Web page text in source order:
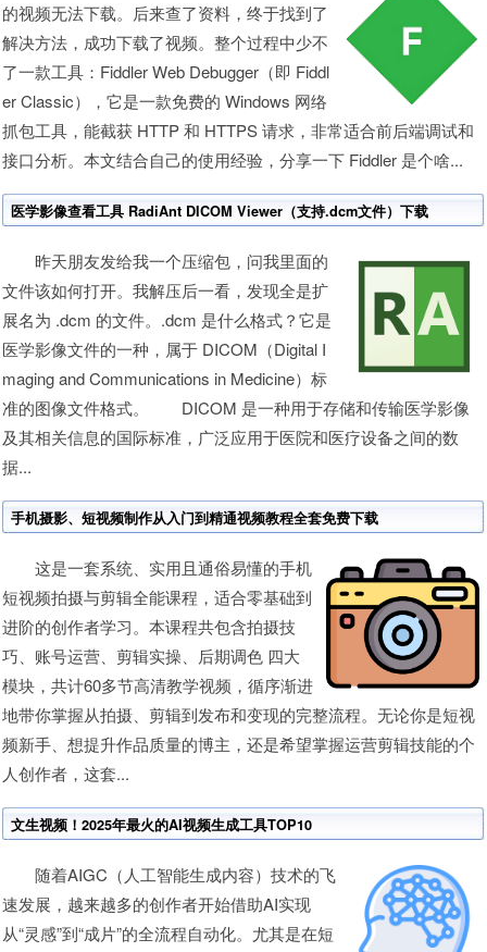
的视频无法下载。后来查了资料，终于找到了
解决方法，成功下载了视频。整个过程中少不
了一款工具：Fiddler Web Debugger（即 Fiddl
er Classic），它是一款免费的 Windows 网络
抓包工具，能截获 HTTP 和 HTTPS 请求，非常适合前后端调试和
接口分析。本文结合自己的使用经验，分享一下 Fiddler 是个啥...
医学影像查看工具 RadiAnt DICOM Viewer（支持.dcm文件）下载
昨天朋友发给我一个压缩包，问我里面的
文件该如何打开。我解压后一看，发现全是扩
展名为 .dcm 的文件。.dcm 是什么格式？它是
医学影像文件的一种，属于 DICOM（Digital I
maging and Communications in Medicine）标
准的图像文件格式。 DICOM 是一种用于存储和传输医学影像
及其相关信息的国际标准，广泛应用于医院和医疗设备之间的数
据...
手机摄影、短视频制作从入门到精通视频教程全套免费下载
这是一套系统、实用且通俗易懂的手机
短视频拍摄与剪辑全能课程，适合零基础到
进阶的创作者学习。本课程共包含拍摄技
巧、账号运营、剪辑实操、后期调色 四大
模块，共计60多节高清教学视频，循序渐进
地带你掌握从拍摄、剪辑到发布和变现的完整流程。无论你是短视
频新手、想提升作品质量的博主，还是希望掌握运营剪辑技能的个
人创作者，这套...
文生视频！2025年最火的AI视频生成工具TOP10
随着AIGC（人工智能生成内容）技术的飞
速发展，越来越多的创作者开始借助AI实现
从“灵感”到“成片”的全流程自动化。尤其是在短